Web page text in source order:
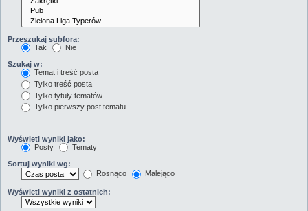
Przeszukaj subfora:
Tak
Nie
Szukaj w:
Temat i treść posta
Tylko treść posta
Tylko tytuły tematów
Tylko pierwszy post tematu
Wyświetl wyniki jako:
Posty
Tematy
Sortuj wyniki wg:
Rosnąco
Malejąco
Wyświetl wyniki z ostatnich: